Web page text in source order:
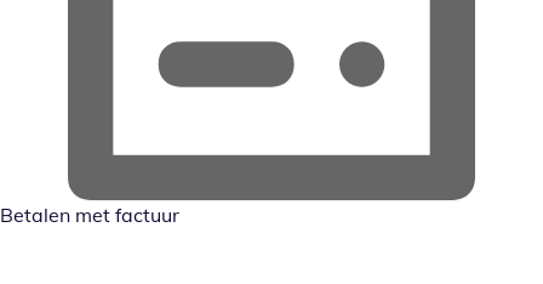
Betalen met factuur